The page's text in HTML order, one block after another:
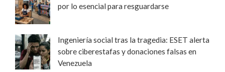
por lo esencial para resguardarse
Ingeniería social tras la tragedia: ESET alerta
sobre ciberestafas y donaciones falsas en
Venezuela